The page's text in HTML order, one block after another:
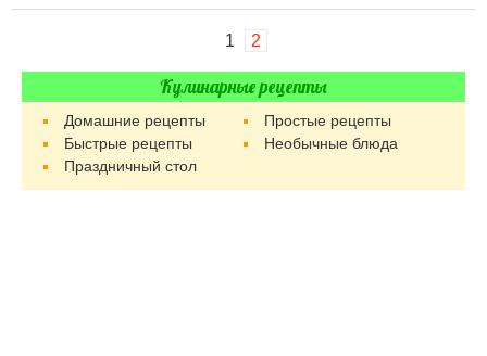
1 2
Кулинарные рецепты
Домашние рецепты
Простые рецепты
Быстрые рецепты
Необычные блюда
Праздничный стол